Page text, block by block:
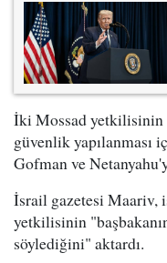
İki Mossad yetkilisinin
güvenlik yapılanması
Gofman ve
İsrail gazetesi Maariv,
yetkilisinin
söylediğini" aktardı.